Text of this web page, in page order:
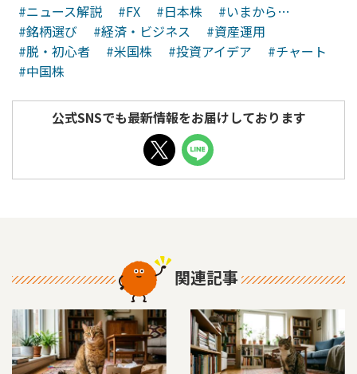
#ニュース解説 #FX #日本株
#いまから…
#銘柄選び
#経済・ビジネス
#資産運用
#脱・初心者
#米国株 #投資アイデア
#チャート
#中国株
公式SNSでも最新情報をお届けしております
関連記事